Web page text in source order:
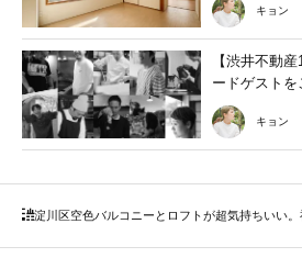
キョン
【渋井不動
ードゲスト
キョン
空色バルコニーとロフトが超気持ちいい。
淀川区